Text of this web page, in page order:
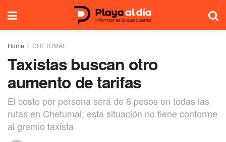
Home CHETUMAL
Taxistas buscan otro
aumento de tarifas
El costo por persona será de 8 pesos en todas las
rutas en Chetumal; esta situación no tiene conforme
al gremio taxista